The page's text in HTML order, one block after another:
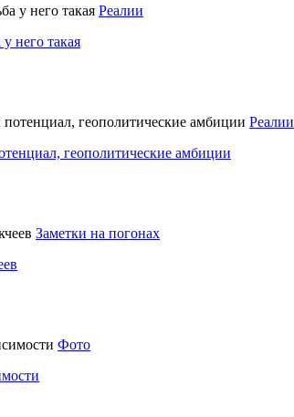
Реалии
него такая
Реалии
геополитические амбиции
Заметки на погонах
Фото